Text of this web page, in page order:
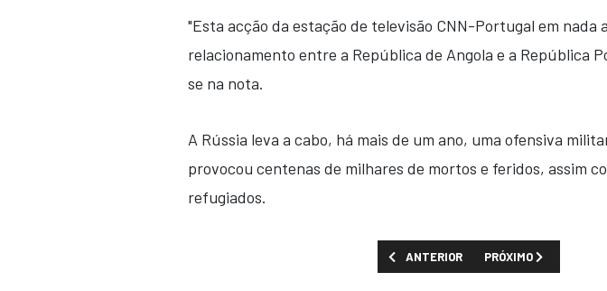
"Esta acção da estação de televisão CNN-Portugal em nada
relacionamento entre a República de Angola e a República
se na nota.
A Rússia leva a cabo, há mais de um ano, uma ofensiva
provocou centenas de milhares de mortos e feridos, assim
refugiados.
ARTIGO ANTERIOR: EDIFÍCIO DE SEIS
ANTERIOR PRÓXIMO ARTIGO:
PRÓXIMO